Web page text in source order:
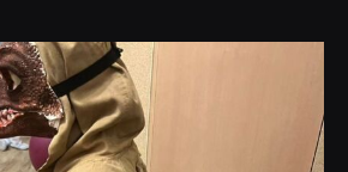
dobryhorror
Lis 1